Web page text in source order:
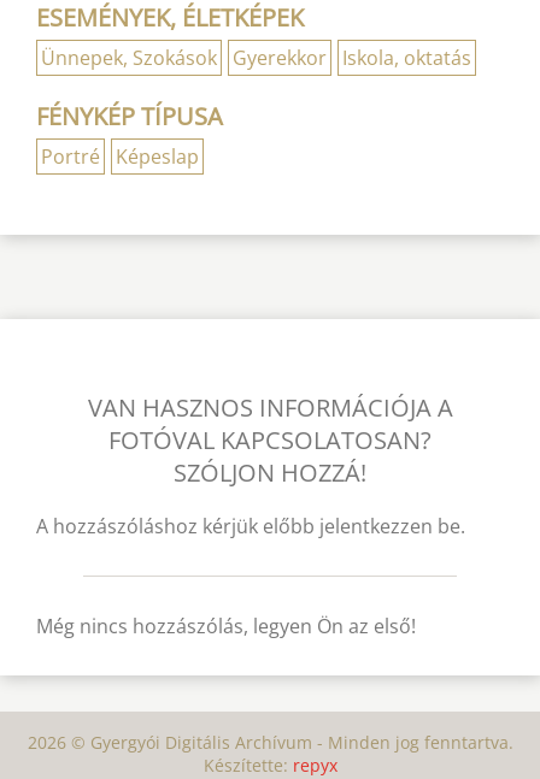
ESEMÉNYEK, ÉLETKÉPEK
Ünnepek, Szokások Gyerekkor Iskola, oktatás
FÉNYKÉP TÍPUSA
Portré Képeslap
VAN HASZNOS INFORMÁCIÓJA A
FOTÓVAL KAPCSOLATOSAN?
SZÓLJON HOZZÁ!
A hozzászóláshoz kérjük előbb jelentkezzen be.
Még nincs hozzászólás, legyen Ön az első!
2026 © Gyergyói Digitális Archívum - Minden jog fenntartva.
Készítette: repyx